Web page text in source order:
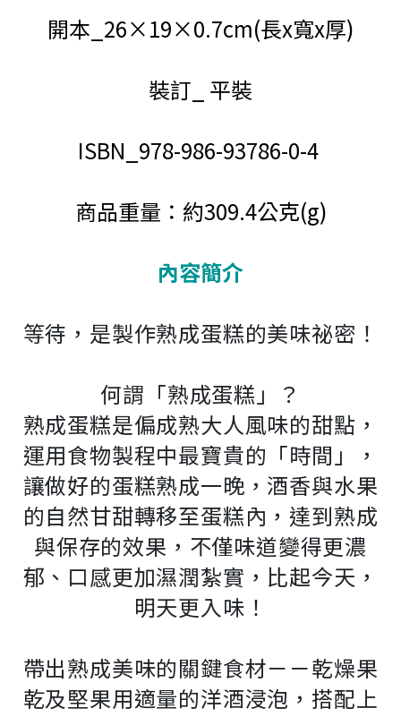
開本_ 26×19×0.7cm(長x寬x厚)
裝訂_ 平裝
ISBN_ 978-986-93786-0-4
商品重量：約309.4公克(g)
內容簡介
等待，是製作熟成蛋糕的美味祕密！
何謂「熟成蛋糕」？
熟成蛋糕是偏成熟大人風味的甜點，
運用食物製程中最寶貴的「時間」，
讓做好的蛋糕熟成一晚，酒香與水果
的自然甘甜轉移至蛋糕內，達到熟成
與保存的效果，不僅味道變得更濃
郁、口感更加濕潤紮實，比起今天，
明天更入味！
帶出熟成美味的關鍵食材－－乾燥果
乾及堅果用適量的洋酒浸泡，搭配上